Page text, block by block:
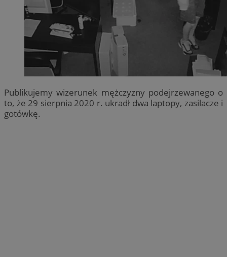
Publikujemy wizerunek mężczyzny podejrzewanego o
to, że 29 sierpnia 2020 r. ukradł dwa laptopy, zasilacze i
gotówkę.